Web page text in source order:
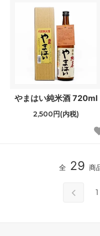
やまはい純米酒 720ml
2,500円(内税)
全 29 商
1